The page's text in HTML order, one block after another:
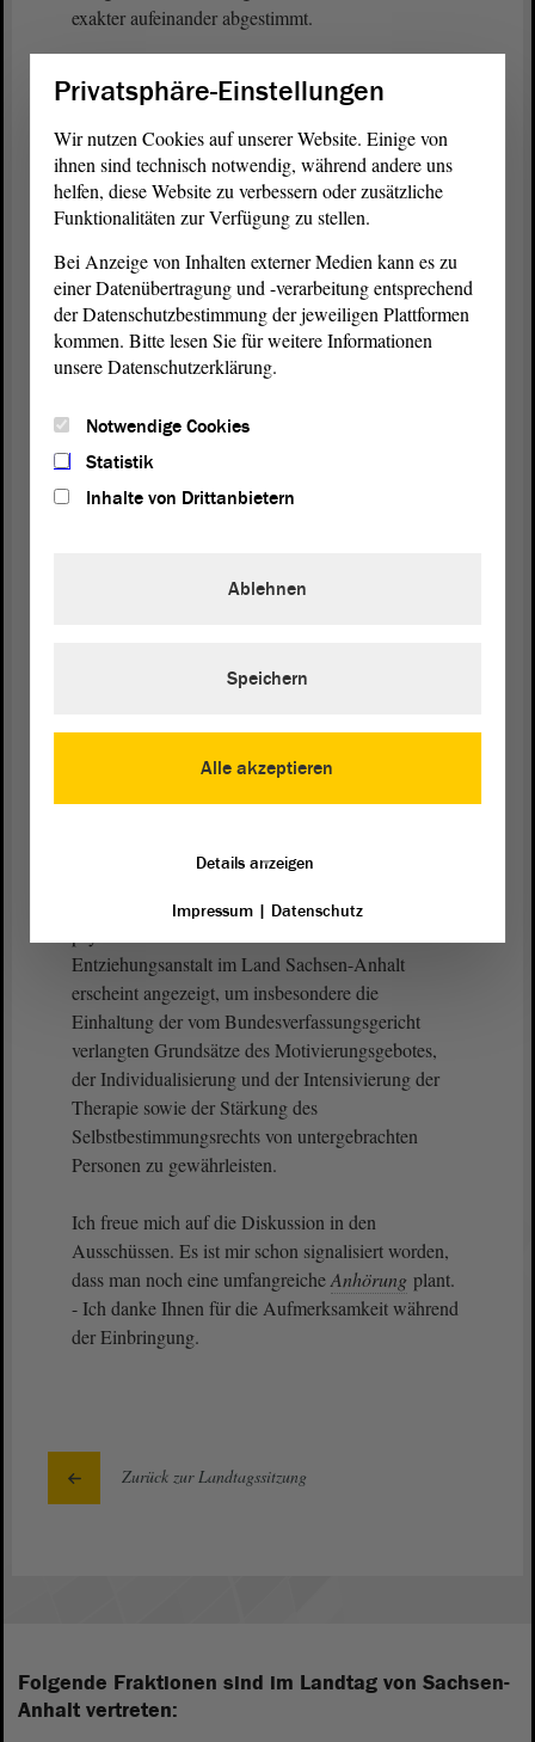
exakter aufeinander abgestimmt.
Abgeordneten! Besonders hervorheben möchte ich,
dass mit dem Entwurf die Bestellung von
Beschäftigten eines beliehenen Trägers zu
Verwaltungsvollzugsbeamten und
Verwaltungsvollzugsbeamtinnen in einem
Verordnungsermächtigung für das zuständige
Ministerium gesetzlich normiert werden soll. Durch
die Verordnung werden die Anforderungen an die
erforderliche Sachkunde und Zuverlässigkeit
Nachweise sowie der Umfang einer polizeilichen
Zuverlässigkeitsprüfung festgelegt und das
Verfahren der Bestellung geregelt.
Datenschutzvorgaben der Richtlinie (EU) 2016/680
Besuche der Einrichtungen gesetzlich normiert.
Für die Erarbeitung des vorliegenden Entwurfs sind
Behörden sowie Fachinstitutionen aus Bund und
Eine Neufassung des Gesetzes zur Durchführung
strafrechtsbezogener Unterbringungen in einem
Entziehungsanstalt im Land Sachsen-Anhalt
erscheint angezeigt, um insbesondere die
Einhaltung der vom Bundesverfassungsgericht
verlangten Grundsätze des Motivierungsgebotes,
der Individualisierung und der Intensivierung der
Therapie sowie der Stärkung des
Selbstbestimmungsrechts von untergebrachten
Personen zu gewährleisten.
Ich freue mich auf die Diskussion in den
Ausschüssen. Es ist mir schon signalisiert worden,
dass man noch eine umfangreicheAnhörung plant.
- Ich danke Ihnen für die Aufmerksamkeit während
der Einbringung.
Zurück zur Landtagssitzung
Folgende Fraktionen sind im Landtag von Sachsen-
Anhalt vertreten:
Privatsphäre-Einstellungen
Wir nutzen Cookies auf unserer Website. Einige von
ihnen sind technisch notwendig, während andere uns
helfen, diese Website zu verbessern oder zusätzliche
Funktionalitäten zur Verfügung zu stellen.
Bei Anzeige von Inhalten externer Medien kann es zu
einer Datenübertragung und -verarbeitung entsprechend
der Datenschutzbestimmung der jeweiligen Plattformen
kommen. Bitte lesen Sie für weitere Informationen
unsere Datenschutzerklärung.
Notwendige Cookies
Statistik
Inhalte von Drittanbietern
Alle akzeptieren
Ablehnen
Speichern
Details anzeigen
Impressum| Datenschutz